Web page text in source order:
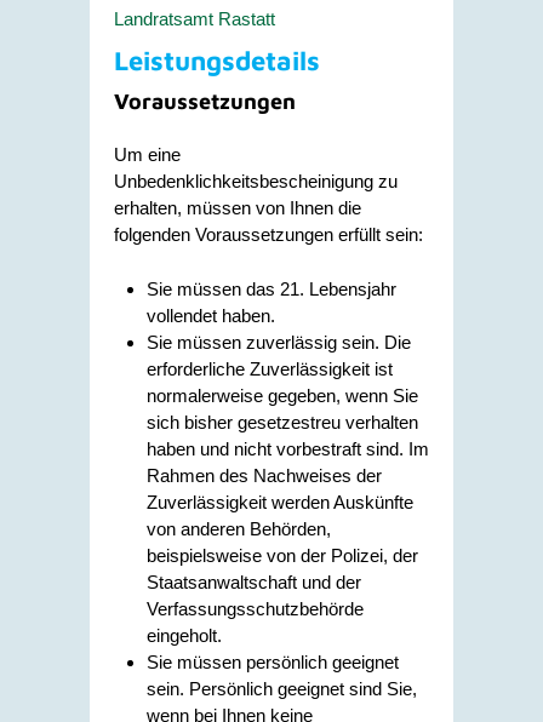
Landratsamt Rastatt
Leistungsdetails
Voraussetzungen
Um eine
Unbedenklichkeitsbescheinigung zu
erhalten, müssen von Ihnen die
folgenden Voraussetzungen erfüllt sein:
Sie müssen das 21. Lebensjahr
vollendet haben.
Sie müssen zuverlässig sein. Die
erforderliche Zuverlässigkeit ist
normalerweise gegeben, wenn Sie
sich bisher gesetzestreu verhalten
haben und nicht vorbestraft sind. Im
Rahmen des Nachweises der
Zuverlässigkeit werden Auskünfte
von anderen Behörden,
beispielsweise von der Polizei, der
Staatsanwaltschaft und der
Verfassungsschutzbehörde
eingeholt.
Sie müssen persönlich geeignet
sein. Persönlich geeignet sind Sie,
wenn bei Ihnen keine